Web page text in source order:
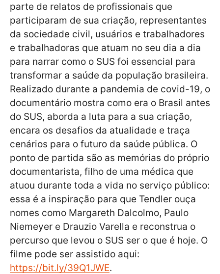
parte de relatos de profissionais que
participaram de sua criação, representantes
da sociedade civil, usuários e trabalhadores
e trabalhadoras que atuam no seu dia a dia
para narrar como o SUS foi essencial para
transformar a saúde da população brasileira.
Realizado durante a pandemia de covid-19, o
documentário mostra como era o Brasil antes
do SUS, aborda a luta para a sua criação,
encara os desafios da atualidade e traça
cenários para o futuro da saúde pública. O
ponto de partida são as memórias do próprio
documentarista, filho de uma médica que
atuou durante toda a vida no serviço público:
essa é a inspiração para que Tendler ouça
nomes como Margareth Dalcolmo, Paulo
Niemeyer e Drauzio Varella e reconstrua o
percurso que levou o SUS ser o que é hoje. O
filme pode ser assistido aqui:
https://bit.ly/39Q1JWE.